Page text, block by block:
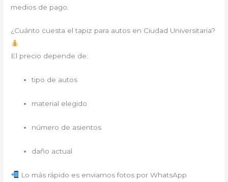
medios de pago.
¿Cuánto cuesta el tapiz para autos en Ciudad Universitaria?
El precio depende de:
tipo de autos
material elegido
número de asientos
daño actual
Lo más rápido es enviarnos fotos por WhatsApp